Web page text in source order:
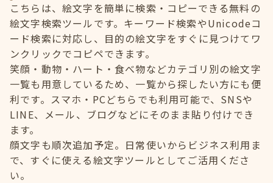
こちらは、絵文字を簡単に検索・コピーできる無料の
絵文字検索ツールです。キーワード検索やUnicodeコ
ード検索に対応し、目的の絵文字をすぐに見つけてワ
ンクリックでコピペできます。
笑顔・動物・ハート・食べ物などカテゴリ別の絵文字
一覧も用意しているため、一覧から探したい方にも便
利です。スマホ・PCどちらでも利用可能で、SNSや
LINE、メール、ブログなどにそのまま貼り付けでき
ます。
顔文字も順次追加予定。日常使いからビジネス利用ま
で、すぐに使える絵文字ツールとしてご活用くださ
い。